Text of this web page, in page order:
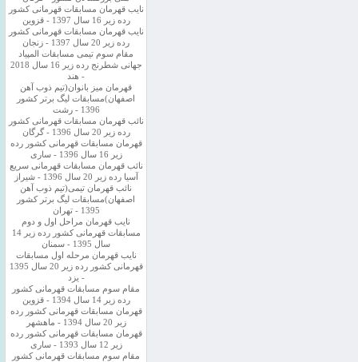
نایب قهرمان مسابقات قهرمانی کشور
رده زیر 16 سال 1397 - قزوین
نایب قهرمان مسابقات قهرمانی کشور
رده زیر 20 سال 1397 - زنجان
مقام سوم تیمی مسابقات المپیاد
جهانی شطرنج رده زیر 16 سال 2018
- هند
قهرمان میز بانوان(تیم ذوب آهن
اصفهان)مسابقات لیگ برتر کشور
1396 - رشت
نائب قهرمان مسابقات قهرمانی کشور
رده زیر 20 سال 1396 - گرگان
قهرمان مسابقات قهرمانی کشور رده
زیر 16 سال 1396 - ساری
نائب قهرمان مسابقات قهرمانی سریع
آسیا رده زیر 20 سال 1396 - شیراز
نائب قهرمان تیمی(تیم ذوب آهن
اصفهان)مسابقات لیگ برتر کشور
1395 - تهران
نایب قهرمان مراحل اول و دوم
مسابقات قهرمانی کشور رده زیر 14
سال 1395 - سمنان
نایب قهرمان مرحله اول مسابقات
قهرمانی کشور رده زیر 20 سال 1395
- یزد
مقام سوم مسابقات قهرمانی کشور
رده زیر 14 سال 1394 - قزوین
قهرمان مسابقات قهرمانی کشور رده
زیر 20 سال 1394 - ماهشهر
قهرمان مسابقات قهرمانی کشور رده
زیر 12 سال 1393 - ساری
مقام سوم مسابقات قهرمانی کشور